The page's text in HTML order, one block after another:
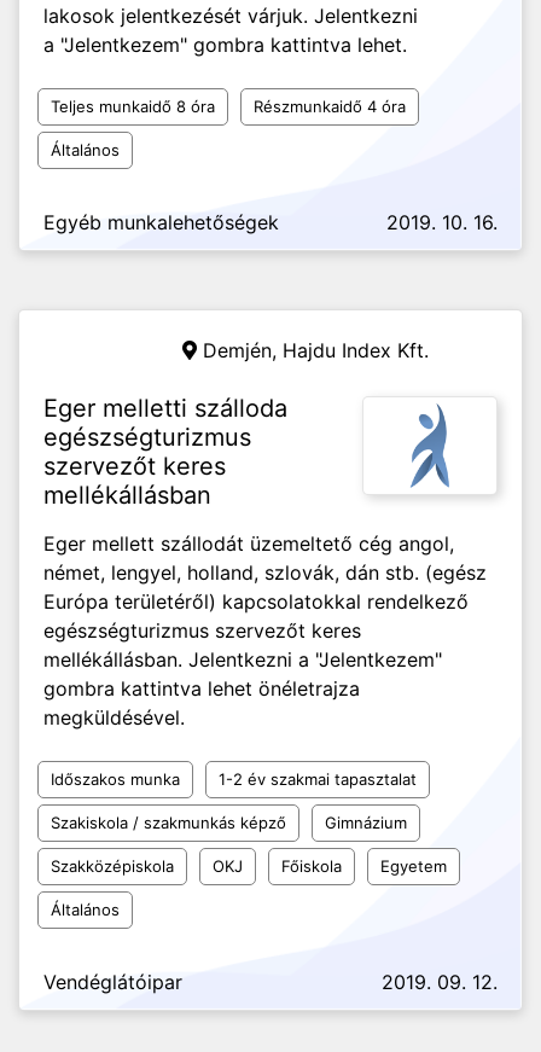
lakosok jelentkezését várjuk. Jelentkezni
a "Jelentkezem" gombra kattintva lehet.
Teljes munkaidő 8 óra Részmunkaidő 4 óra
Általános
Egyéb munkalehetőségek 2019. 10. 16.
Demjén, Hajdu Index Kft.
Eger melletti szálloda
egészségturizmus
szervezőt keres
mellékállásban
Eger mellett szállodát üzemeltető cég angol,
német, lengyel, holland, szlovák, dán stb. (egész
Európa területéről) kapcsolatokkal rendelkező
egészségturizmus szervezőt keres
mellékállásban. Jelentkezni a "Jelentkezem"
gombra kattintva lehet önéletrajza
megküldésével.
Időszakos munka 1-2 év szakmai tapasztalat
Szakiskola / szakmunkás képző Gimnázium
Szakközépiskola OKJ Főiskola Egyetem
Általános
Vendéglátóipar 2019. 09. 12.